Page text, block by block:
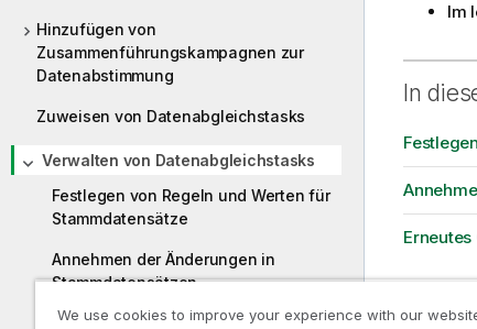
Hinzufügen von
Zusammenführungskampagnen zur
Datenabstimmung
Zuweisen von Datenabgleichstasks
Verwalten von Datenabgleichstasks
Festlegen von Regeln und Werten für
Stammdatensätze
Annehmen der Änderungen in
Stammdatensätzen
Erneutes Öffnen erledigter Tasks
Im
In
We use cookies to improve your experience with our